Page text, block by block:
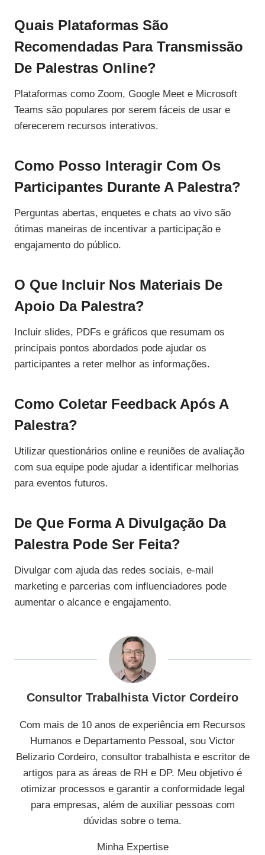
Quais Plataformas São
Recomendadas Para Transmissão
De Palestras Online?
Plataformas como Zoom, Google Meet e Microsoft
Teams são populares por serem fáceis de usar e
oferecerem recursos interativos.
Como Posso Interagir Com Os
Participantes Durante A Palestra?
Perguntas abertas, enquetes e chats ao vivo são
ótimas maneiras de incentivar a participação e
engajamento do público.
O Que Incluir Nos Materiais De
Apoio Da Palestra?
Incluir slides, PDFs e gráficos que resumam os
principais pontos abordados pode ajudar os
participantes a reter melhor as informações.
Como Coletar Feedback Após A
Palestra?
Utilizar questionários online e reuniões de avaliação
com sua equipe pode ajudar a identificar melhorias
para eventos futuros.
De Que Forma A Divulgação Da
Palestra Pode Ser Feita?
Divulgar com ajuda das redes sociais, e-mail
marketing e parcerias com influenciadores pode
aumentar o alcance e engajamento.
Consultor Trabalhista Victor Cordeiro
Com mais de 10 anos de experiência em Recursos
Humanos e Departamento Pessoal, sou Victor
Belizario Cordeiro, consultor trabalhista e escritor de
artigos para as áreas de RH e DP. Meu objetivo é
otimizar processos e garantir a conformidade legal
para empresas, além de auxiliar pessoas com
dúvidas sobre o tema.
Minha Expertise